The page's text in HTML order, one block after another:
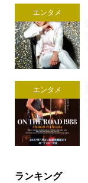
エンタメ
エンタメ
ランキング